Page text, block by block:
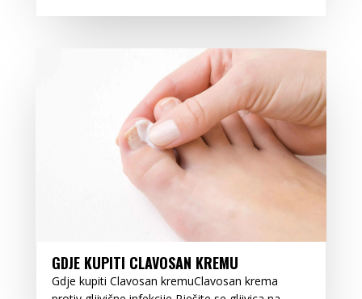
GDJE KUPITI CLAVOSAN KREMU
Gdje kupiti Clavosan kremuClavosan krema